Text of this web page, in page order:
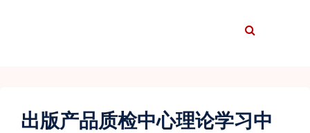
出版产品质检中心理论学习中